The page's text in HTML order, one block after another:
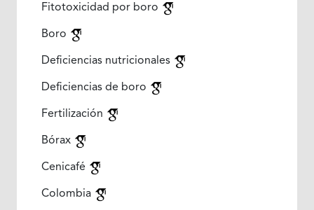
Fitotoxicidad por boro
Boro
Deficiencias nutricionales
Deficiencias de boro
Fertilización
Bórax
Cenicafé
Colombia